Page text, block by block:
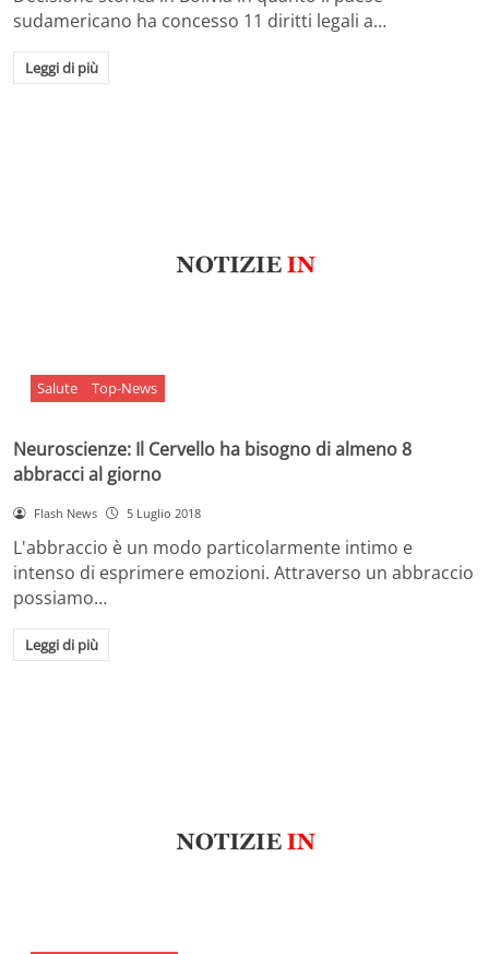
sudamericano ha concesso 11 diritti legali a…
Leggi di più
Salute Top-News
Neuroscienze: Il Cervello ha bisogno di almeno 8
abbracci al giorno
Flash News 5 Luglio 2018
L'abbraccio è un modo particolarmente intimo e
intenso di esprimere emozioni. Attraverso un abbraccio
possiamo…
Leggi di più